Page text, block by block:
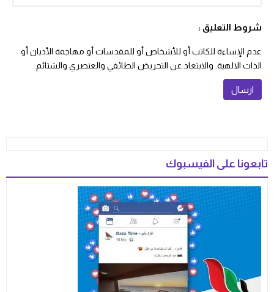
شروط التعليق :
عدم الإساءة للكاتب أو للأشخاص أو للمقدسات أو مهاجمة الأديان أو
الذات الالهية. والابتعاد عن التحريض الطائفي والعنصري والشتائم.
تابعونا على الفيسبوك